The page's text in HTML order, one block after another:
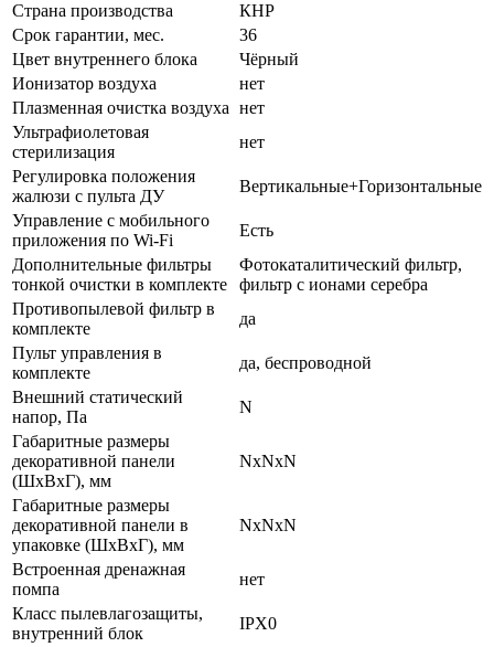
Страна производства
КНР
Срок гарантии, мес.
36
Цвет внутреннего блока
Чёрный
Ионизатор воздуха
нет
Плазменная очистка воздуха нет
Ультрафиолетовая
стерилизация
нет
Регулировка положения
жалюзи с пульта ДУ
Вертикальные+Горизонтальные
Управление c мобильного
приложения по Wi-Fi
Есть
Дополнительные фильтры
тонкой очистки в комплекте
Фотокаталитический фильтр,
фильтр с ионами серебра
Противопылевой фильтр в
комплекте
да
Пульт управления в
комплекте
да, беспроводной
Внешний статический
напор, Па
N
Габаритные размеры
декоративной панели
(ШxВxГ), мм
NxNxN
Габаритные размеры
декоративной панели в
упаковке (ШxВxГ), мм
NxNxN
Встроенная дренажная
помпа
нет
Класс пылевлагозащиты,
внутренний блок
IPX0